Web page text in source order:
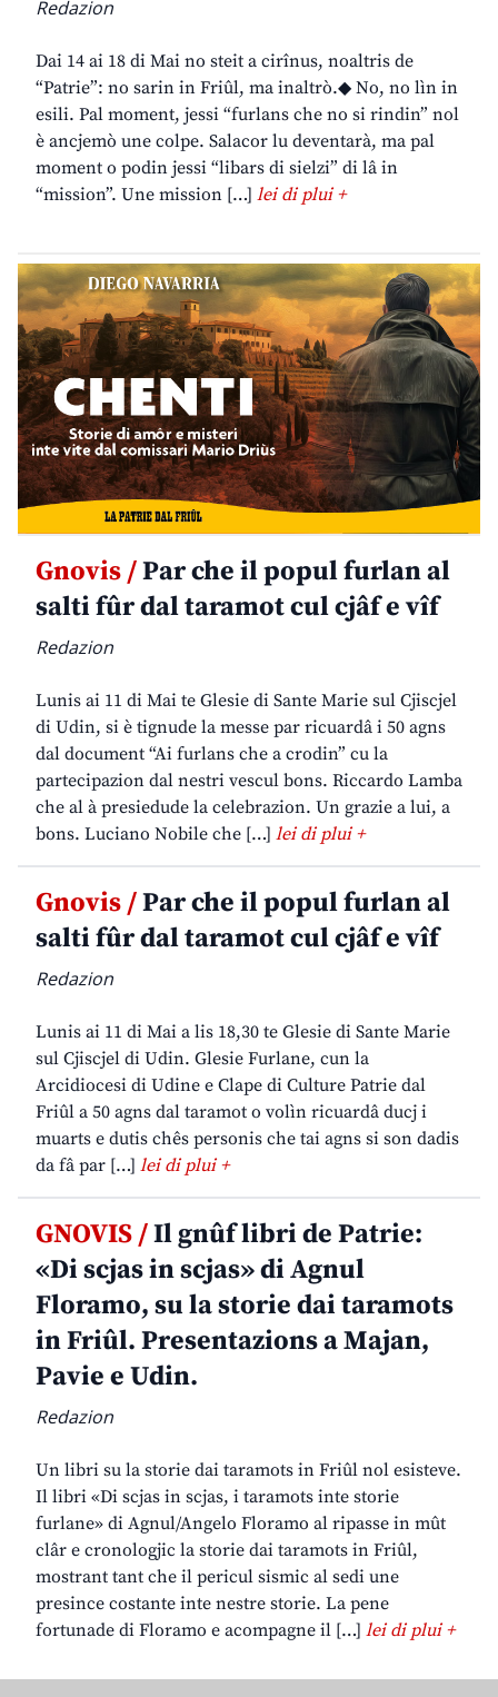
Redazion
Dai 14 ai 18 di Mai no steit a cirînus, noaltris de
“Patrie”: no sarin in Friûl, ma inaltrò.◆ No, no lìn in
esili. Pal moment, jessi “furlans che no si rindin” nol
è ancjemò une colpe. Salacor lu deventarà, ma pal
moment o podin jessi “libars di sielzi” di lâ in
“mission”. Une mission […] lei di plui +
Gnovis /Par che il popul furlan al
salti fûr dal taramot cul cjâf e vîf
Redazion
Lunis ai 11 di Mai te Glesie di Sante Marie sul Cjiscjel
di Udin, si è tignude la messe par ricuardâ i 50 agns
dal document “Ai furlans che a crodin” cu la
partecipazion dal nestri vescul bons. Riccardo Lamba
che al à presiedude la celebrazion. Un grazie a lui, a
bons. Luciano Nobile che […] lei di plui +
Gnovis /Par che il popul furlan al
salti fûr dal taramot cul cjâf e vîf
Redazion
Lunis ai 11 di Mai a lis 18,30 te Glesie di Sante Marie
sul Cjiscjel di Udin. Glesie Furlane, cun la
Arcidiocesi di Udine e Clape di Culture Patrie dal
Friûl a 50 agns dal taramot o volìn ricuardâ ducj i
muarts e dutis chês personis che tai agns si son dadis
da fâ par […] lei di plui +
GNOVIS /Il gnûf libri de Patrie:
«Di scjas in scjas» di Agnul
Floramo, su la storie dai taramots
in Friûl. Presentazions a Majan,
Pavie e Udin.
Redazion
Un libri su la storie dai taramots in Friûl nol esisteve.
Il libri «Di scjas in scjas, i taramots inte storie
furlane» di Agnul/Angelo Floramo al ripasse in mût
clâr e cronologjic la storie dai taramots in Friûl,
mostrant tant che il pericul sismic al sedi une
presince costante inte nestre storie. La pene
fortunade di Floramo e acompagne il […] lei di plui +